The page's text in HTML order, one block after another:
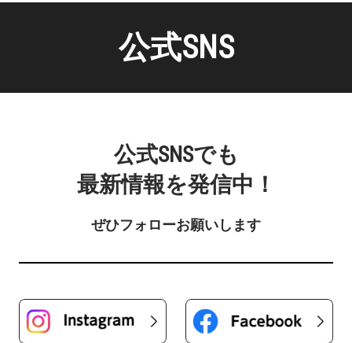
公式SNS
公式SNSでも
最新情報を発信中！
ぜひフォローお願いします